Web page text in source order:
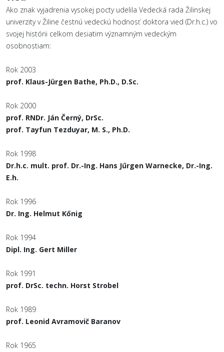
Ako znak vyjadrenia vysokej pocty udelila Vedecká rada Žilinskej
univerzity v Žiline čestnú vedeckú hodnosť doktora vied (Dr.h.c.) vo
svojej histórii celkom desiatim významným vedeckým
osobnostiam:
Rok 2003
prof. Klaus-Jürgen Bathe, Ph.D., D.Sc.
Rok 2000
prof. RNDr. Ján Černý, DrSc.
prof. Tayfun Tezduyar, M. S., Ph.D.
Rok 1998
Dr.h.c. mult. prof. Dr.-Ing. Hans Jűrgen Warnecke, Dr.-Ing.
E.h.
Rok 1996
Dr. Ing. Helmut Kőnig
Rok 1994
Dipl. Ing. Gert Miller
Rok 1991
prof. DrSc. techn. Horst Strobel
Rok 1989
prof. Leonid Avramovič Baranov
Rok 1965